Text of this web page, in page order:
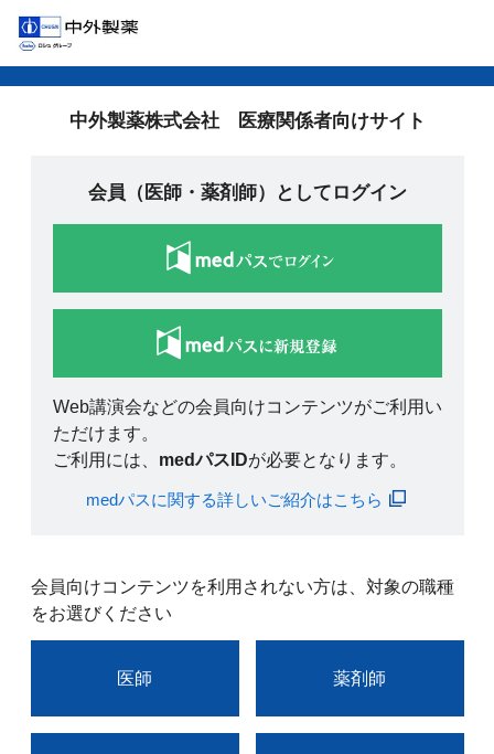
中外製薬株式会社 医療関係者向けサイト
会員（医師・薬剤師）としてログイン
Web講演会などの会員向けコンテンツがご利用い
ただけます。
ご利用には、 medパスIDが必要となります。
medパスに関する詳しいご紹介はこちら
会員向けコンテンツを利用されない方は、対象の職種
をお選びください
医師 薬剤師